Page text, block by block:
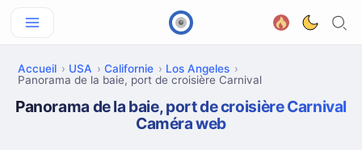
Accueil USA Californie
Los Angeles
Panorama de la baie, port de croisière Carnival
Panorama de la baie, port de croisière Carnival
Caméra web